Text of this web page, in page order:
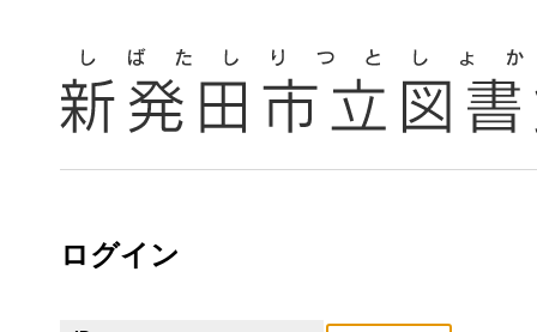
ログイン